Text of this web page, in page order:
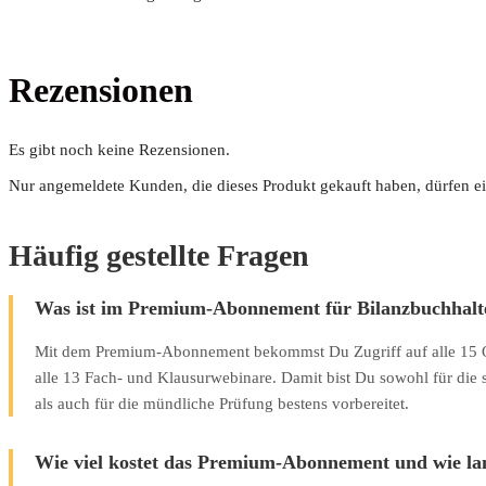
Rezensionen
Es gibt noch keine Rezensionen.
Nur angemeldete Kunden, die dieses Produkt gekauft haben, dürfen
Häufig gestellte Fragen
Was ist im Premium-Abonnement für
Mit dem Premium-Abonnement bekommst Du Zugriff auf alle 15
alle 13 Fach- und Klausurwebinare. Damit bist Du sowohl für die
als auch für die mündliche Prüfung bestens vorbereitet.
Wie viel kostet das Premium-Abonnement und wie